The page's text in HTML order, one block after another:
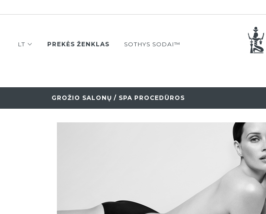
LT PREKĖS ŽENKLAS SOTHYS SODAI™
GROŽIO SALONŲ / SPA PROCEDŪROS